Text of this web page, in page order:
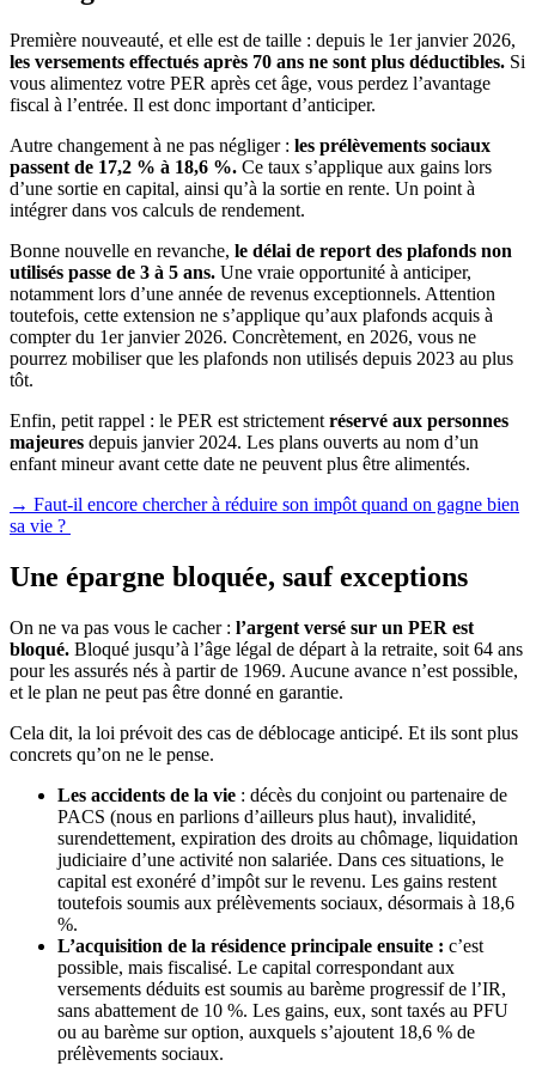
Première nouveauté, et elle est de taille : depuis le 1erjanvier 2026,
les versements effectués après 70 ans ne sont plus déductibles. Si
vous alimentez votre PER après cet âge, vous perdez l’avantage
fiscal à l’entrée. Il est donc important d’anticiper.
Autre changement à ne pas négliger : les prélèvements sociaux
passent de 17,2 % à 18,6 %. Ce taux s’applique aux gains lors
d’une sortie en capital, ainsi qu’à la sortie en rente. Un point à
intégrer dans vos calculs de rendement.
Bonne nouvelle en revanche, le délai de report des plafonds non
utilisés passe de 3 à 5 ans. Une vraie opportunité à anticiper,
notamment lors d’une année de revenus exceptionnels. Attention
toutefois, cette extension ne s’applique qu’aux plafonds acquis à
compter du 1erjanvier 2026. Concrètement, en 2026, vous ne
pourrez mobiliser que les plafonds non utilisés depuis 2023 au plus
tôt.
Enfin, petit rappel : le PER est strictement réservé aux personnes
majeures depuis janvier 2024. Les plans ouverts au nom d’un
enfant mineur avant cette date ne peuvent plus être alimentés.
→ Faut-il encore chercher à réduire son impôt quand on gagne bien
sa vie ?
Une épargne bloquée, sauf exceptions
On ne va pas vous le cacher : l’argent versé sur un PER est
bloqué. Bloqué jusqu’à l’âge légal de départ à la retraite, soit 64 ans
pour les assurés nés à partir de 1969. Aucune avance n’est possible,
et le plan ne peut pas être donné en garantie.
Cela dit, la loi prévoit des cas de déblocage anticipé. Et ils sont plus
concrets qu’on ne le pense.
Les accidents de la vie : décès du conjoint ou partenaire de
PACS (nous en parlions d’ailleurs plus haut), invalidité,
surendettement, expiration des droits au chômage, liquidation
judiciaire d’une activité non salariée. Dans ces situations, le
capital est exonéré d’impôt sur le revenu. Les gains restent
toutefois soumis aux prélèvements sociaux, désormais à 18,6
%.
L’acquisition de la résidence principale ensuite : c’est
possible, mais fiscalisé. Le capital correspondant aux
versements déduits est soumis au barème progressif de l’IR,
sans abattement de 10 %. Les gains, eux, sont taxés au PFU
ou au barème sur option, auxquels s’ajoutent 18,6 % de
prélèvements sociaux.